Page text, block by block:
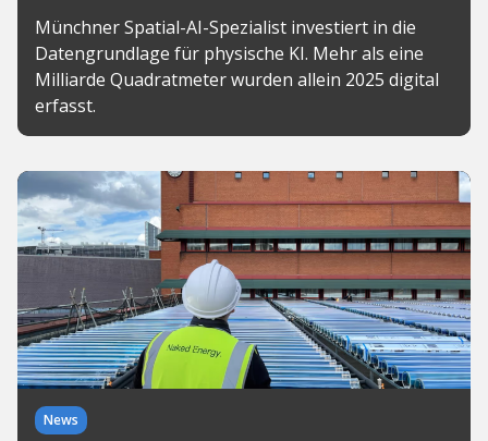
Münchner Spatial-AI-Spezialist investiert in die
Datengrundlage für physische KI. Mehr als eine
Milliarde Quadratmeter wurden allein 2025 digital
erfasst.
News